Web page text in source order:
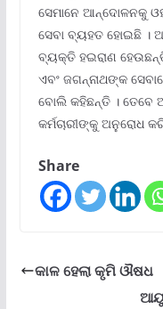
ସେମାନେ ଆନ୍ଦୋଳନକୁ
ସେବା ବ୍ୟହତ ହୋଇଛି ।
ବ୍ୟକ୍ତି ହଇରାଣ
ଏବଂ ଜଗନ୍ନାଥଙ୍କ
ବୋଲି କହିଛନ୍ତି । ତେବେ
କର୍ମଚାରୀଙ୍କୁ ଅନୁରୋଧ
Share
କାଳ ହେଲା କୃମି ଔଷଧ